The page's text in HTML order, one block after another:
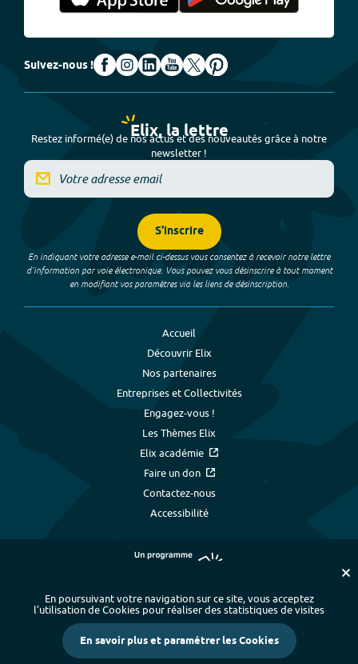
Suivez-nous !
Elix, la lettre
Restez informé(e) de nos actus et des nouveautés grâce à notre
newsletter !
S'inscrire
En indiquant votre adresse e-mail ci-dessus vous consentez à recevoir notre lettre
d’information par voie électronique. Vous pouvez vous désinscrire à tout moment
en modifiant vos paramètres via les liens de désinscription.
Accueil
Découvrir Elix
Nos partenaires
Entreprises et Collectivités
Engagez-vous !
Les Thèmes Elix
Elix académie
Faire un don
Contactez-nous
Accessibilité
Plan du site - Index alphabétique
-
Mentions légales et données personnelles
- Paramétrer les cookies
Crédits
En poursuivant votre navigation sur ce site, vous acceptez
l’utilisation de Cookies pour réaliser des statistiques de visites
En savoir plus et paramétrer les Cookies